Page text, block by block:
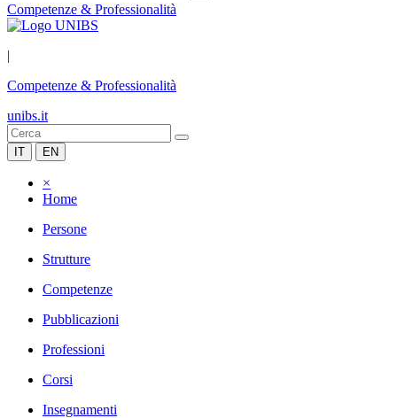
Competenze & Professionalità
|
Competenze & Professionalità
unibs.it
IT EN
×
Home
Persone
Strutture
Competenze
Pubblicazioni
Professioni
Corsi
Insegnamenti